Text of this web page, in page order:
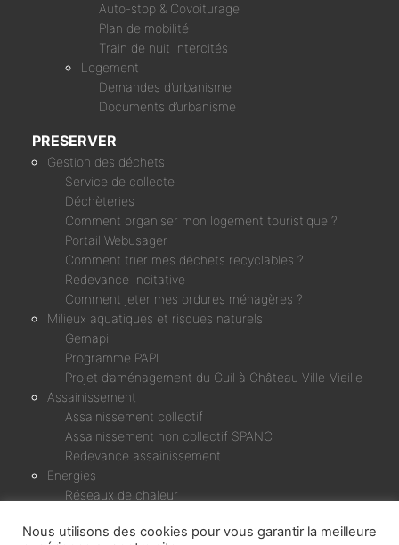
Auto-stop & Covoiturage
Plan de mobilité
Train de nuit Intercités
Logement
Demandes d’urbanisme
Documents d’urbanisme
PRESERVER
Gestion des déchets
Service de collecte
Déchèteries
Comment organiser mon logement touristique ?
Portail Webusager
Comment trier mes déchets recyclables ?
Redevance Incitative
Comment jeter mes ordures ménagères ?
Milieux aquatiques et risques naturels
Gemapi
Programme PAPI
Projet d’aménagement du Guil à Château Ville-Vieille
Assainissement
Assainissement collectif
Assainissement non collectif SPANC
Redevance assainissement
Energies
Réseaux de chaleur
Nous utilisons des cookies pour vous garantir la meilleure